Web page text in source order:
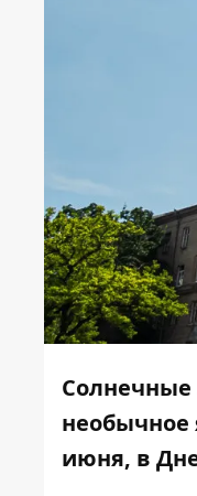
Солнечные
необычное
июня, в